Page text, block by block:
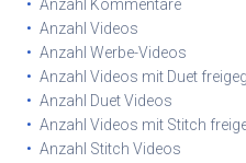
Anzahl Kommentare
Anzahl Videos
Anzahl Werbe-Videos
Anzahl Videos mit Duet
Anzahl Duet Videos
Anzahl Videos mit Stitch
Anzahl Stitch Videos